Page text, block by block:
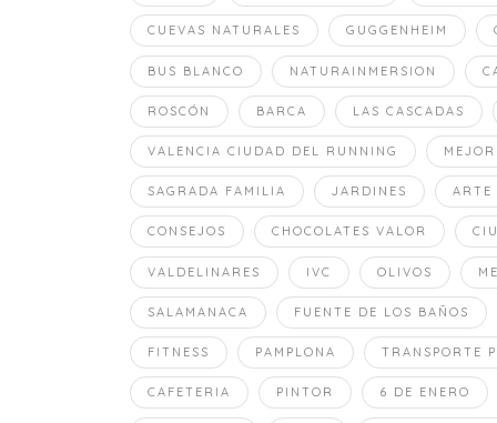
CUEVAS NATURALES GUGGENHEIM
BUS BLANCO NATURAINMERSION
ROSCÓN BARCA LAS CASCADAS
VALENCIA CIUDAD DEL RUNNING
SAGRADA FAMILIA JARDINES ARTE
CONSEJOS CHOCOLATES VALOR
VALDELINARES IVC OLIVOS
SALAMANACA FUENTE DE LOS BAÑOS
FITNESS PAMPLONA TRANSPORTE
CAFETERIA PINTOR 6 DE ENERO